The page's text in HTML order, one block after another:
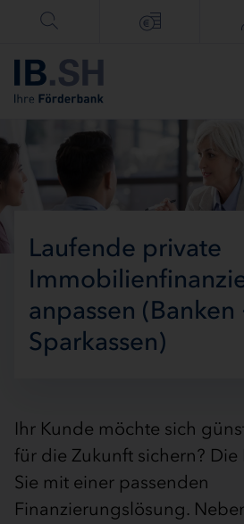
Menü überspringen
Laufende private
anpassen (Banken
Sparkassen)
Ihr Kunde möchte sich
für die Zukunft sichern? Die
Sie mit einer passenden
Finanzierungslösung.